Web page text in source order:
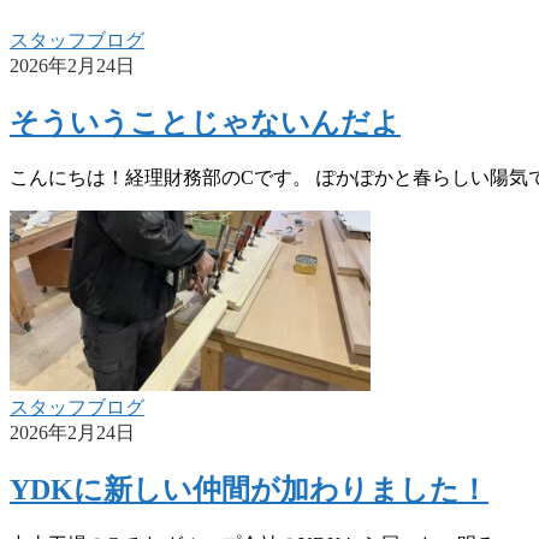
スタッフブログ
2026年2月24日
そういうことじゃないんだよ
こんにちは！経理財務部のCです。 ぽかぽかと春らしい陽
スタッフブログ
2026年2月24日
YDKに新しい仲間が加わりました！